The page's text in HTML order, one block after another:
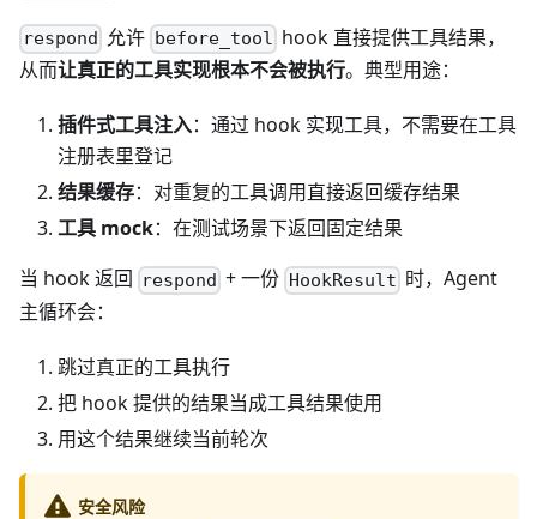
respond 允许 before_tool hook 直接提供工具结果，
从而让真正的工具实现根本不会被执行。典型用途：
插件式工具注入：通过 hook 实现工具，不需要在工具
注册表里登记
结果缓存：对重复的工具调用直接返回缓存结果
工具 mock：在测试场景下返回固定结果
当 hook 返回 respond + 一份 HookResult 时，Agent
主循环会：
跳过真正的工具执行
把 hook 提供的结果当成工具结果使用
用这个结果继续当前轮次
安全风险